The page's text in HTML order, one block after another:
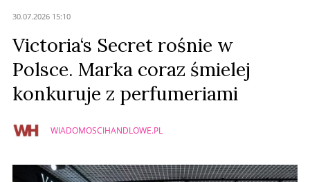
30.07.2026 15:10
Victoria‘s Secret rośnie w
Polsce. Marka coraz śmielej
konkuruje z perfumeriami
WIADOMOSCIHANDLOWE.PL